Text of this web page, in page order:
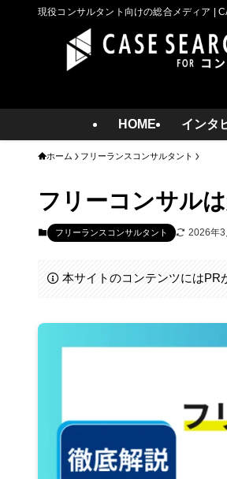
現役コンサルタント向けの総合メディア |
HOME インタ
ホーム フリーランスコンサルタント
フリーコンサル
フリーランスコンサルタント 2026年3
本サイトのコンテンツにはPR